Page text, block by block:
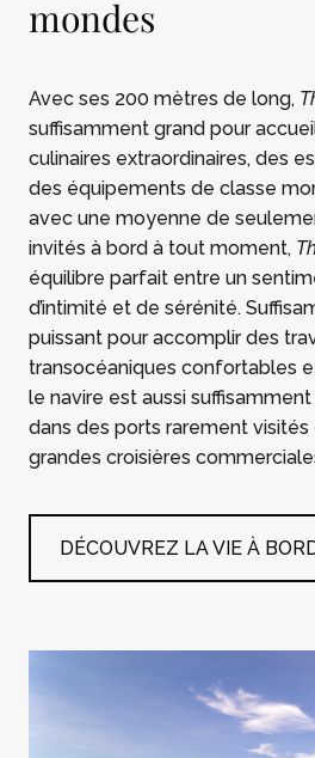
mondes
Avec ses 200 mètres de long,
suffisamment grand pour
culinaires extraordinaires, des
des équipements de classe
avec une moyenne de
invités à bord à tout moment,
équilibre parfait entre un
d’intimité et de sérénité.
puissant pour accomplir des
transocéaniques confortables
le navire est aussi
dans des ports rarement
grandes croisières
DÉCOUVREZ LA VIE À